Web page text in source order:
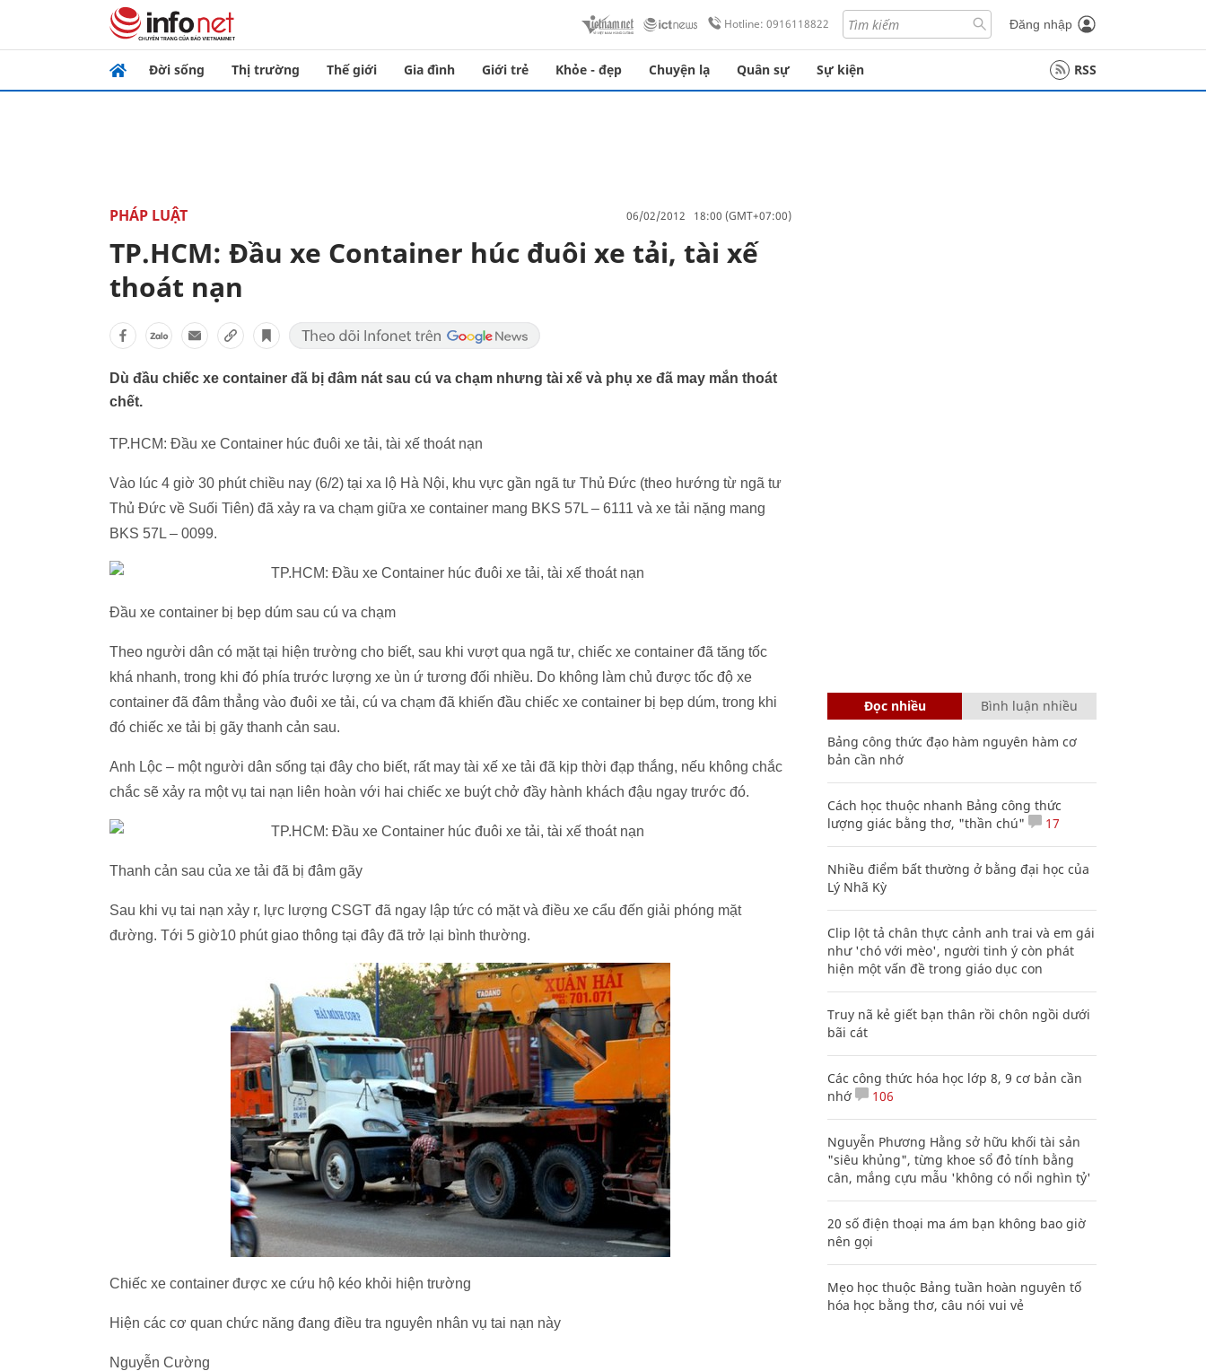
Hotline: 0916118822 Đăng nhập
Đời sống Thị trường Thế giới Gia đình Giới trẻ Khỏe - đẹp Chuyện lạ Quân sự Sự kiện RSS
PHÁP LUẬT 06/02/2012 18:00 (GMT+07:00)
TP.HCM: Đầu xe Container húc đuôi xe tải, tài xế
thoát nạn
Dù đầu chiếc xe container đã bị đâm nát sau cú va chạm nhưng tài xế và phụ xe đã may mắn thoát
chết.
TP.HCM: Đầu xe Container húc đuôi xe tải, tài xế thoát nạn
Vào lúc 4 giờ 30 phút chiều nay (6/2) tại xa lộ Hà Nội, khu vực gần ngã tư Thủ Đức (theo hướng từ ngã tư
Thủ Đức về Suối Tiên) đã xảy ra va chạm giữa xe container mang BKS 57L – 6111 và xe tải nặng mang
BKS 57L – 0099.
Đầu xe container bị bẹp dúm sau cú va chạm
Theo người dân có mặt tại hiện trường cho biết, sau khi vượt qua ngã tư, chiếc xe container đã tăng tốc
khá nhanh, trong khi đó phía trước lượng xe ùn ứ tương đối nhiều. Do không làm chủ được tốc độ xe
container đã đâm thẳng vào đuôi xe tải, cú va chạm đã khiến đầu chiếc xe container bị bẹp dúm, trong khi
đó chiếc xe tải bị gãy thanh cản sau.
Anh Lộc – một người dân sống tại đây cho biết, rất may tài xế xe tải đã kịp thời đạp thắng, nếu không chắc
chắc sẽ xảy ra một vụ tai nạn liên hoàn với hai chiếc xe buýt chở đầy hành khách đậu ngay trước đó.
Thanh cản sau của xe tải đã bị đâm gãy
Sau khi vụ tai nạn xảy r, lực lượng CSGT đã ngay lập tức có mặt và điều xe cẩu đến giải phóng mặt
đường. Tới 5 giờ10 phút giao thông tại đây đã trở lại bình thường.
Chiếc xe container được xe cứu hộ kéo khỏi hiện trường
Hiện các cơ quan chức năng đang điều tra nguyên nhân vụ tai nạn này
Nguyễn Cường
Đọc nhiều Bình luận nhiều
Bảng công thức đạo hàm nguyên hàm cơ
bản cần nhớ
Cách học thuộc nhanh Bảng công thức
lượng giác bằng thơ, "thần chú"
17
Nhiều điểm bất thường ở bằng đại học của
Lý Nhã Kỳ
Clip lột tả chân thực cảnh anh trai và em gái
như 'chó với mèo', người tinh ý còn phát
hiện một vấn đề trong giáo dục con
Truy nã kẻ giết bạn thân rồi chôn ngồi dưới
bãi cát
Các công thức hóa học lớp 8, 9 cơ bản cần
nhớ
106
Nguyễn Phương Hằng sở hữu khối tài sản
"siêu khủng", từng khoe sổ đỏ tính bằng
cân, mắng cựu mẫu 'không có nổi nghìn tỷ'
20 số điện thoại ma ám bạn không bao giờ
nên gọi
Mẹo học thuộc Bảng tuần hoàn nguyên tố
hóa học bằng thơ, câu nói vui vẻ